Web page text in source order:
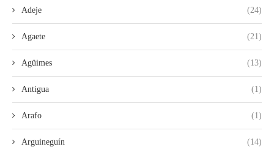
Adeje (24)
Agaete (21)
Agüimes (13)
Antigua (1)
Arafo (1)
Arguineguín (14)